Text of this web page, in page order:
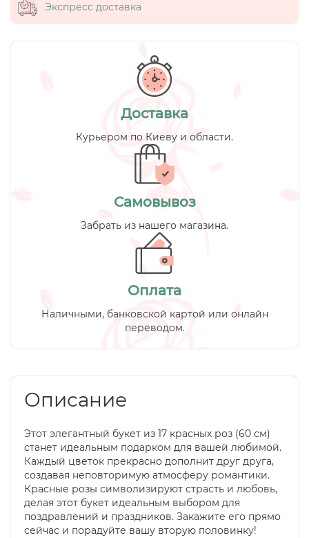
Экспресс доставка
Доставка
Курьером по Киеву и области.
Самовывоз
Забрать из нашего магазина.
Оплата
Наличными, банковской картой или онлайн
переводом.
Описание
Этот элегантный букет из 17 красных роз (60 см)
станет идеальным подарком для вашей любимой.
Каждый цветок прекрасно дополнит друг друга,
создавая неповторимую атмосферу романтики.
Красные розы символизируют страсть и любовь,
делая этот букет идеальным выбором для
поздравлений и праздников. Закажите его прямо
сейчас и порадуйте вашу вторую половинку!